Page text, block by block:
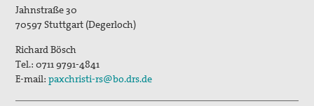
Jahnstraße 30
70597 Stuttgart (Degerloch)
Richard Bösch
Tel.:0711 9791-4841
E-mail:paxchristi-rs@bo.drs.de